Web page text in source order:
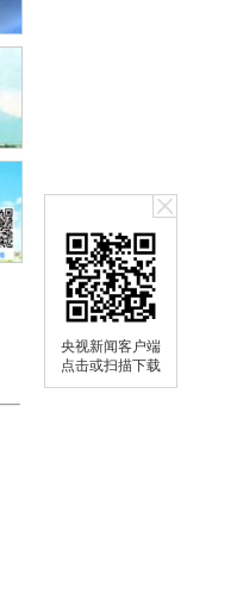
央视新闻客户端
点击或扫描下载